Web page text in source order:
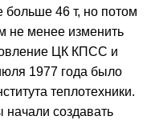
больше 46 т, но потом
не менее изменить
ЦК КПСС и
1977 года было
теплотехники.
создавать